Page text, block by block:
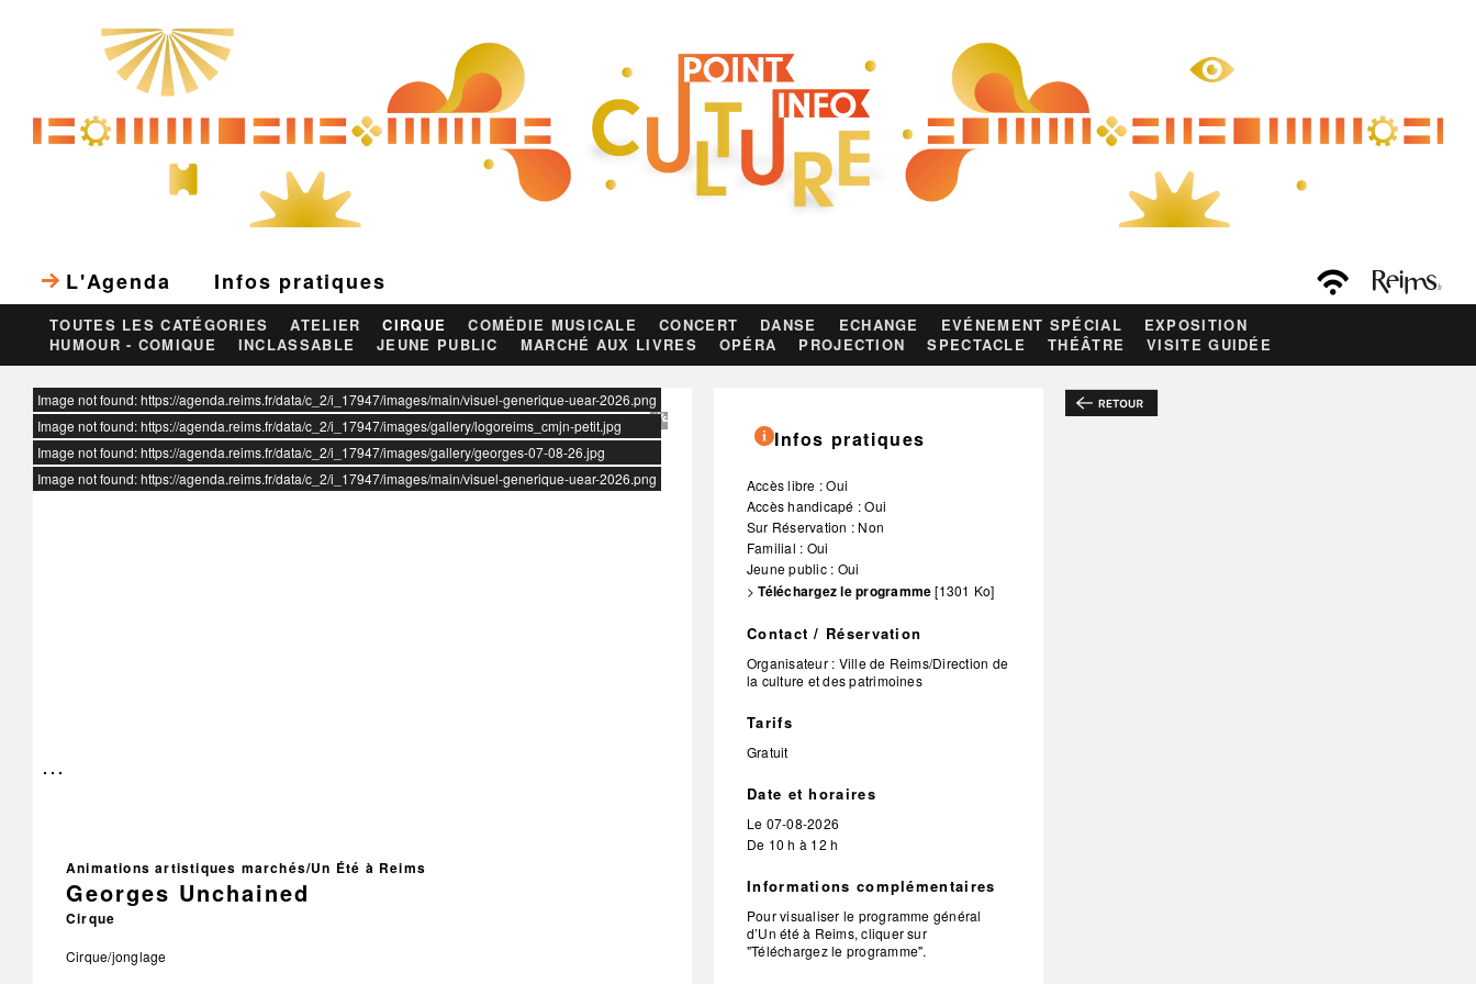
L'Agenda Infos pratiques
TOUTES LES CATÉGORIES ATELIER CIRQUE COMÉDIE MUSICALE CONCERT DANSE ECHANGE EVÉNEMENT SPÉCIAL
EXPOSITION
HUMOUR - COMIQUE
INCLASSABLE JEUNE PUBLIC MARCHÉ AUX LIVRES OPÉRA PROJECTION SPECTACLE THÉÂTRE VISITE GUIDÉE
Image not found: https://agenda.reims.fr/data/c_2/i_17947/images/main/visuel-generique-uear-2026.png
Image not found: https://agenda.reims.fr/data/c_2/i_17947/images/gallery/logoreims_cmjn-petit.jpg
Image not found: https://agenda.reims.fr/data/c_2/i_17947/images/gallery/georges-07-08-26.jpg
Image not found: https://agenda.reims.fr/data/c_2/i_17947/images/main/visuel-generique-uear-2026.png
Animations artistiques marchés/Un Été à Reims
Georges Unchained
Cirque
Cirque/jonglage
Infos pratiques
Accès libre : Oui
Accès handicapé : Oui
Sur Réservation : Non
Familial : Oui
Jeune public : Oui
>Téléchargez le programme[1301 Ko]
Contact / Réservation
Organisateur : Ville de Reims/Direction de
la culture et des patrimoines
Tarifs
Gratuit
Date et horaires
Le 07-08-2026
De 10 h à 12 h
Informations complémentaires
Pour visualiser le programme général
d’Un été à Reims, cliquer sur
"Téléchargez le programme".